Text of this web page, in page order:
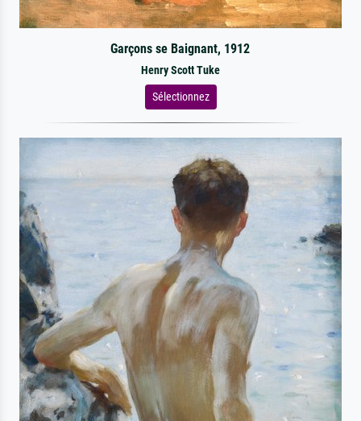
Garçons se Baignant, 1912
Henry Scott Tuke
Sélectionnez